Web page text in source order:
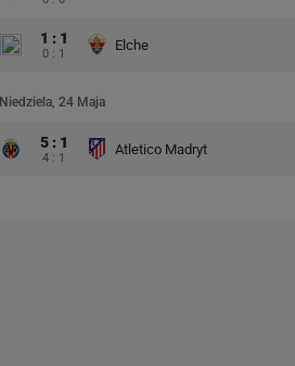
1 : 1
0 : 1
Elche
Niedziela, 24 Maja
5 : 1
4 : 1
Atletico Madryt